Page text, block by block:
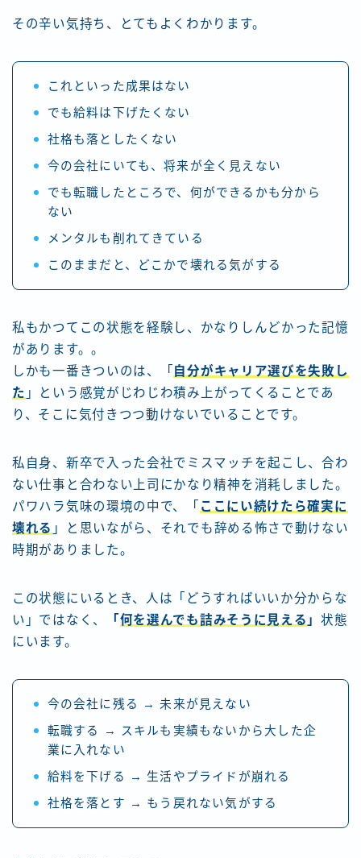
その辛い気持ち、とてもよくわかります。
これといった成果はない
でも給料は下げたくない
社格も落としたくない
今の会社にいても、将来が全く見えない
でも転職したところで、何ができるかも分から
ない
メンタルも削れてきている
このままだと、どこかで壊れる気がする
私もかつてこの状態を経験し、かなりしんどかった記憶
があります。。
しかも一番きついのは、「 自分がキャリア選びを失敗し
た 」という感覚がじわじわ積み上がってくることであ
り、そこに気付きつつ動けないでいることです。
私自身、新卒で入った会社でミスマッチを起こし、合わ
ない仕事と合わない上司にかなり精神を消耗しました。
パワハラ気味の環境の中で、「 ここにい続けたら確実に
壊れる 」と思いながら、それでも辞める怖さで動けない
時期がありました。
この状態にいるとき、人は「どうすればいいか分からな
い」ではなく、
「 何を選んでも詰みそうに見える 」状態
にいます。
今の会社に残る → 未来が見えない
転職する → スキルも実績もないから大した企
業に入れない
給料を下げる → 生活やプライドが崩れる
社格を落とす → もう戻れない気がする